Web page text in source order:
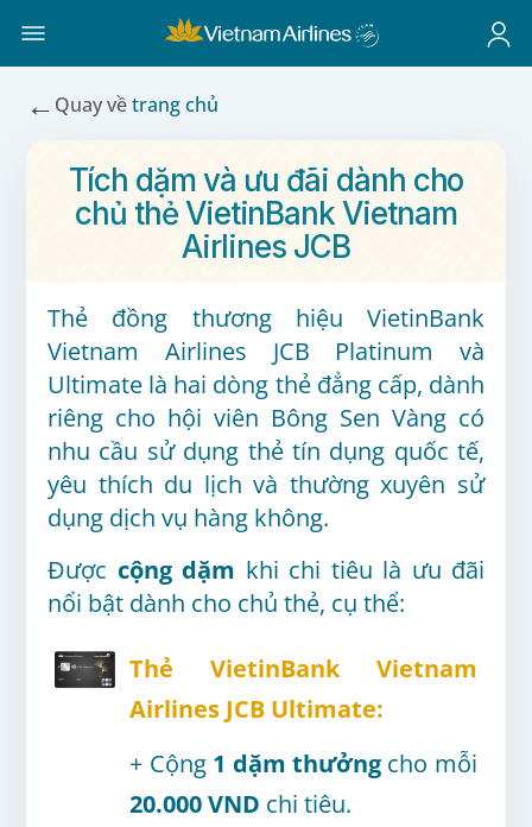
← Quay vềtrang chủ
Tích dặm và ưu đãi dành cho
chủ thẻ VietinBank Vietnam
Airlines JCB
Thẻ đồng thương hiệu VietinBank
Vietnam Airlines JCB Platinum và
Ultimate là hai dòng thẻ đẳng cấp, dành
riêng cho hội viên Bông Sen Vàng có
nhu cầu sử dụng thẻ tín dụng quốc tế,
yêu thích du lịch và thường xuyên sử
dụng dịch vụ hàng không.
Được cộng dặm khi chi tiêu là ưu đãi
nổi bật dành cho chủ thẻ, cụ thể:
Thẻ VietinBank Vietnam
Airlines JCB Ultimate:
+ Cộng 1 dặm thưởngcho mỗi
20.000 VND chi tiêu.